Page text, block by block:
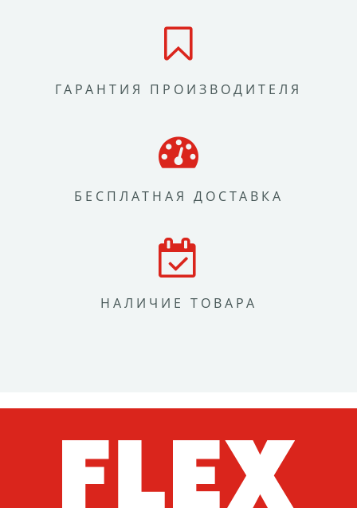
ГАРАНТИЯ ПРОИЗВОДИТЕЛЯ
БЕСПЛАТНАЯ ДОСТАВКА
НАЛИЧИЕ ТОВАРА